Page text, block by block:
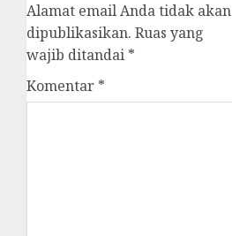
Alamat email Anda tidak akan
dipublikasikan. Ruas yang
wajib ditandai *
Komentar *